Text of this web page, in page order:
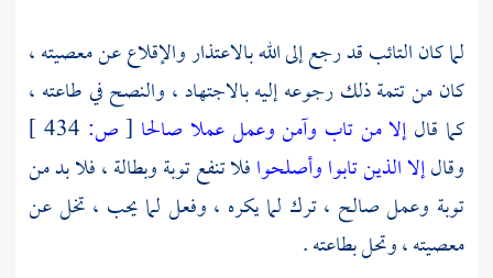
لما كان التائب قد رجع إلى الله بالاعتذار والإقلاع عن معصيته ،
كان من تتمة ذلك رجوعه إليه بالاجتهاد ، والنصح في طاعته ،
كما قالإلا من تاب وآمن وعمل عملا صالحا [ص:
وقالإلا الذين تابوا وأصلحوافلا تنفع توبة وبطالة ، فلا بد من
توبة وعمل صالح ، ترك لما يكره ، وفعل لما يحب ، تخل عن
معصيته ، وتحل بطاعته .